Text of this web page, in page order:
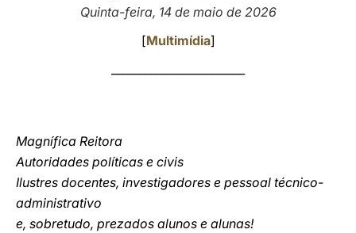
Quinta-feira, 14 de maio de 2026
[Multimídia]
Magnífica Reitora
Autoridades políticas e civis
Ilustres docentes, investigadores e pessoal técnico-
administrativo
e, sobretudo, prezados alunos e alunas!